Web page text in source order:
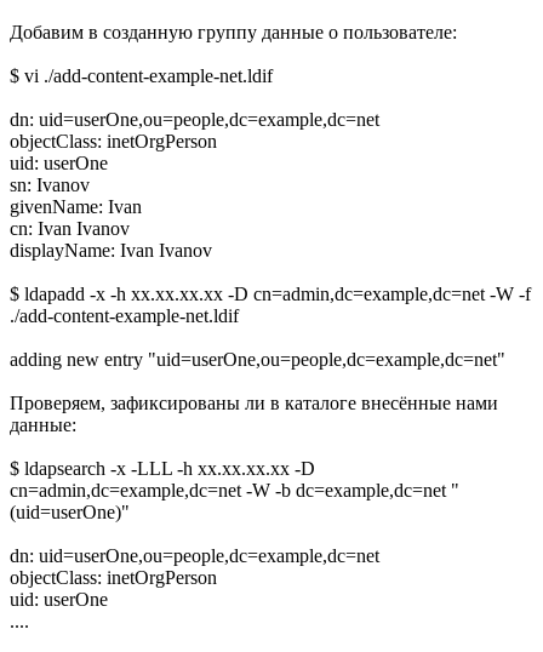
Добавим в созданную группу данные о пользователе:
$ vi ./add-content-example-net.ldif
dn: uid=userOne,ou=people,dc=example,dc=net
objectClass: inetOrgPerson
uid: userOne
sn: Ivanov
givenName: Ivan
cn: Ivan Ivanov
displayName: Ivan Ivanov
$ ldapadd -x -h xx.xx.xx.xx -D cn=admin,dc=example,dc=net -W -f
./add-content-example-net.ldif
adding new entry "uid=userOne,ou=people,dc=example,dc=net"
Проверяем, зафиксированы ли в каталоге внесённые нами
данные:
$ ldapsearch -x -LLL -h xx.xx.xx.xx -D
cn=admin,dc=example,dc=net -W -b dc=example,dc=net "
(uid=userOne)"
dn: uid=userOne,ou=people,dc=example,dc=net
objectClass: inetOrgPerson
uid: userOne
....